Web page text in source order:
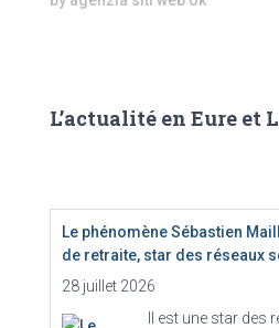
L’actualité en Eure et
Le phénomène Sébastien
de retraite, star des réseaux
28 juillet 2026
Il est une star